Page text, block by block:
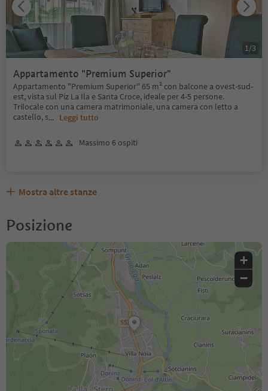
Appartamento "Premium Superior"
Appartamento "Premium Superior" 65 m² con balcone a ovest-sud-
est, vista sul Piz La Ila e Santa Croce, ideale per 4-5 persone.
Trilocale con una camera matrimoniale, una camera con letto a
castello, s... Leggi tutto
Massimo 6 ospiti
1/3
Mostra altre stanze
Posizione
+
−